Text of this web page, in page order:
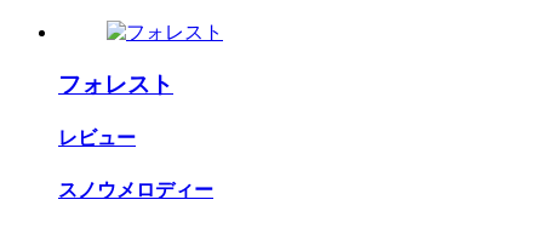
フォレスト
レビュー
スノウメロディー